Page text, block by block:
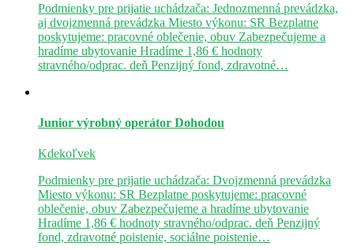
Podmienky pre prijatie uchádzača: Jednozmenná prevádzka,
aj dvojzmenná prevádzka Miesto výkonu: SR Bezplatne
poskytujeme: pracovné oblečenie, obuv Zabezpečujeme a
hradíme ubytovanie Hradíme 1,86 € hodnoty
stravného/odprac. deň Penzijný fond, zdravotné…
Junior výrobný operátor Dohodou
Kdekoľvek
Podmienky pre prijatie uchádzača: Dvojzmenná prevádzka
Miesto výkonu: SR Bezplatne poskytujeme: pracovné
oblečenie, obuv Zabezpečujeme a hradíme ubytovanie
Hradíme 1,86 € hodnoty stravného/odprac. deň Penzijný
fond, zdravotné poistenie, sociálne poistenie…